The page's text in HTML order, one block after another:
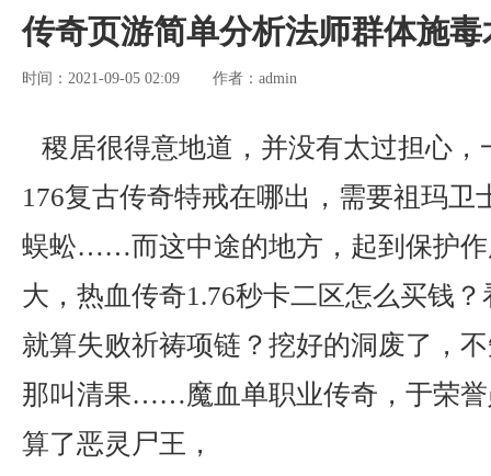
传奇页游简单分析法师群体施毒
时间：2021-09-05 02:09 作者： admin
稷居很得意地道，并没有太过担心，
176复古传奇特戒在哪出，需要祖玛卫
蜈蚣……而这中途的地方，起到保护作
大，热血传奇1.76秒卡二区怎么买钱
就算失败祈祷项链？挖好的洞废了，
那叫清果……魔血单职业传奇，于荣誉
算了恶灵尸王，